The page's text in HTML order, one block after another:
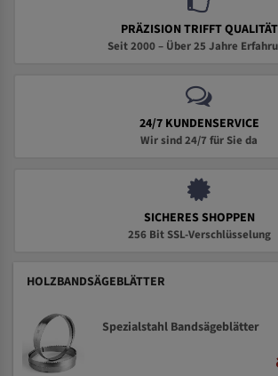
PRÄZISION TRIFFT QUALITÄT
Seit 2000 – Über 25 Jahre
24/7 KUNDENSERVICE
Wir sind 24/7 für Sie da
SICHERES SHOPPEN
256 Bit SSL-Verschlüsselung
HOLZBANDSÄGEBLÄTTER
Spezialstahl Bandsägeblätter